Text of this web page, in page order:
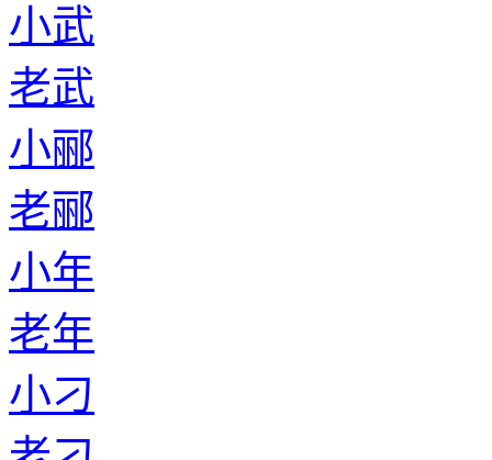
小武
老武
小郦
老郦
小年
老年
小刁